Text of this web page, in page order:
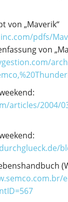
von „Maverik“
pdfs/
von
articles/2004/